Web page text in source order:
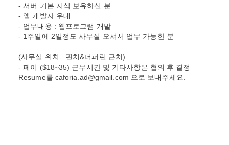
- 서버 기본 지식 보유하신 분
- 앱 개발자 우대
- 업무내용 : 웹프로그램 개발
- 1주일에 2일정도 사무실 오셔서 업무 가능한 분
(사무실 위치 : 핀치&더퍼린 근처)
- 페이 ($18~35) 근무시간 및 기타사항은 협의 후 결정
Resume를 caforia.ad@gmail.com 으로 보내주세요.